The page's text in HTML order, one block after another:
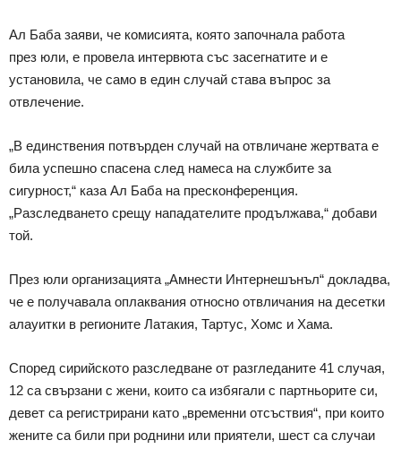
Ал Баба заяви, че комисията, която започнала работа
през юли, е провела интервюта със засегнатите и е
установила, че само в един случай става въпрос за
отвлечение.
„В единствения потвърден случай на отвличане жертвата е
била успешно спасена след намеса на службите за
сигурност,“ каза Ал Баба на пресконференция.
„Разследването срещу нападателите продължава,“ добави
той.
През юли организацията „Амнести Интернешънъл“ докладва,
че е получавала оплаквания относно отвличания на десетки
алауитки в регионите Латакия, Тартус, Хомс и Хама.
Според сирийското разследване от разгледаните 41 случая,
12 са свързани с жени, които са избягали с партньорите си,
девет са регистрирани като „временни отсъствия“, при които
жените са били при роднини или приятели, шест са случаи